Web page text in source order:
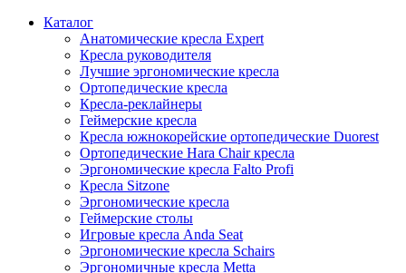
Каталог
Анатомические кресла Expert
Кресла руководителя
Лучшие эргономические кресла
Ортопедические кресла
Кресла-реклайнеры
Геймерские кресла
Кресла южнокорейские ортопедические Duorest
Ортопедические Hara Chair кресла
Эргономические кресла Falto Profi
Кресла Sitzone
Эргономические кресла
Геймерские столы
Игровые кресла Anda Seat
Эргономические кресла Schairs
Эргономичные кресла Metta